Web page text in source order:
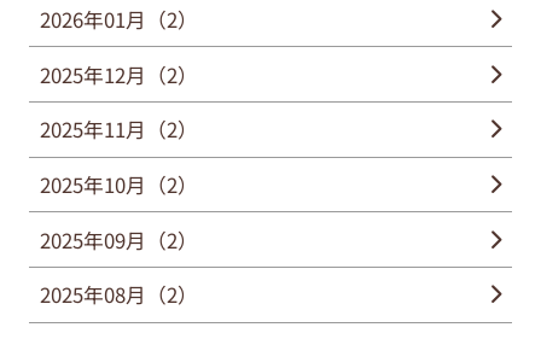
2026年01月（2）
2025年12月（2）
2025年11月（2）
2025年10月（2）
2025年09月（2）
2025年08月（2）